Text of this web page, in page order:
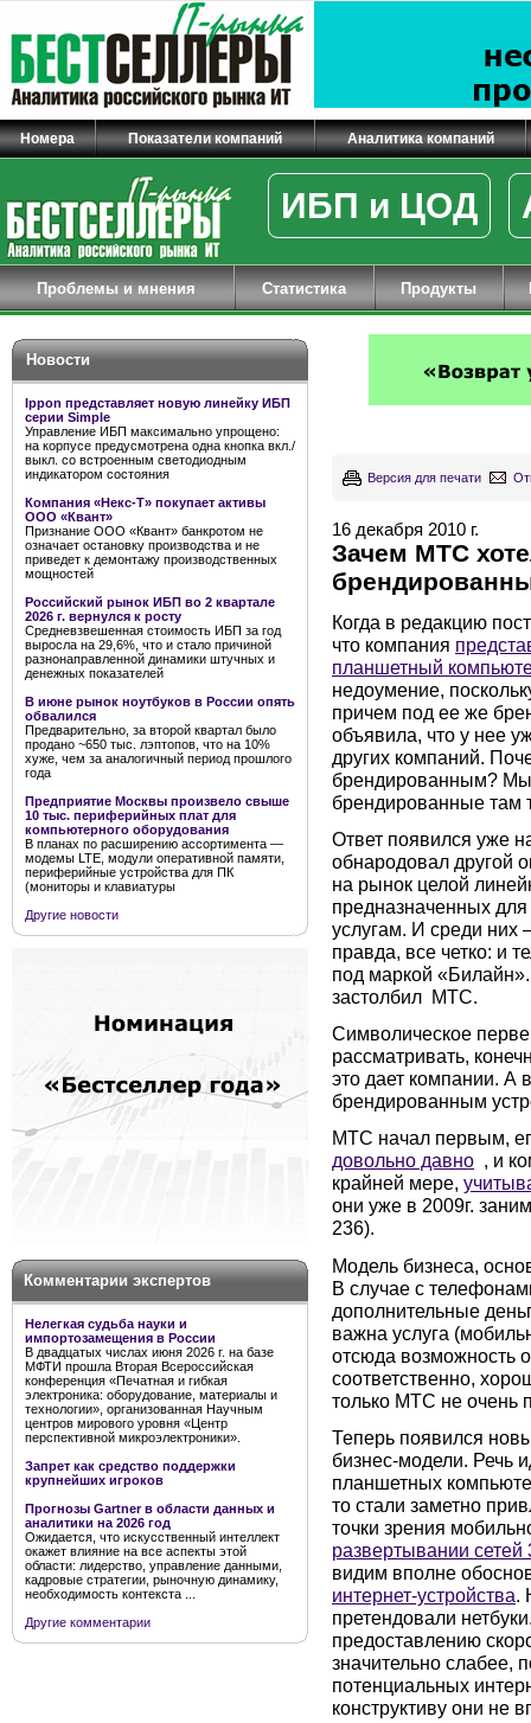
Номера Показатели компаний Аналитика компаний
ИБП и ЦОД
Проблемы и мнения Статистика Продукты
Новости
Ippon представляет новую линейку ИБП
серии Simple
Управление ИБП максимально упрощено:
на корпусе предусмотрена одна кнопка вкл./
выкл. со встроенным светодиодным
индикатором состояния
Компания «Некс-Т» покупает активы
ООО «Квант»
Признание ООО «Квант» банкротом не
означает остановку производства и не
приведет к демонтажу производственных
мощностей
Российский рынок ИБП во 2 квартале
2026 г. вернулся к росту
Средневзвешенная стоимость ИБП за год
выросла на 29,6%, что и стало причиной
разнонаправленной динамики штучных и
денежных показателей
В июне рынок ноутбуков в России опять
обвалился
Предварительно, за второй квартал было
продано ~650 тыс. лэптопов, что на 10%
хуже, чем за аналогичный период прошлого
года
Предприятие Москвы произвело свыше
10 тыс. периферийных плат для
компьютерного оборудования
В планах по расширению ассортимента —
модемы LTE, модули оперативной памяти,
периферийные устройства для ПК
(мониторы и клавиатуры
Другие новости
Комментарии экспертов
Нелегкая судьба науки и
импортозамещения в России
В двадцатых числах июня 2026 г. на базе
МФТИ прошла Вторая Всероссийская
конференция «Печатная и гибкая
электроника: оборудование, материалы и
технологии», организованная Научным
центров мирового уровня «Центр
перспективной микроэлектроники».
Запрет как средство поддержки
крупнейших игроков
Прогнозы Gartner в области данных и
аналитики на 2026 год
Ожидается, что искусственный интеллект
окажет влияние на все аспекты этой
области: лидерство, управление данными,
кадровые стратегии, рыночную динамику,
необходимость контекста ...
Другие комментарии
Версия для печати
16 декабря 2010 г.
Зачем МТС
Когда в редакцию
что компания
планшетный
недоумение,
причем под ее же
объявила, что у нее
других компаний.
брендированным? Мы
брендированные там
Ответ появился уже
обнародовал другой
на рынок целой
предназначенных
услугам. И среди
правда, все четко: и
под маркой
застолбил МТС.
Символическое
рассматривать,
это дает компании. А
брендированным
МТС начал первым,
довольно давно , и
крайней мере,
они уже в 2009г.
236).
Модель бизнеса,
В случае с
дополнительные
важна услуга
отсюда возможность
соответственно,
только МТС не очень
Теперь появился
бизнес-модели. Речь
планшетных
то стали заметно
точки зрения
развертывании сетей
видим вполне
интернет-устройства.
претендовали
предоставлению
значительно слабее,
потенциальных
конструктиву они не